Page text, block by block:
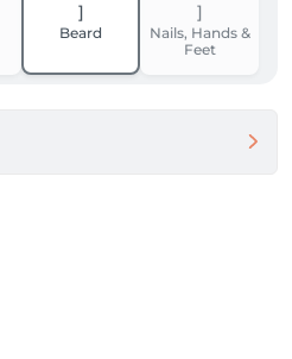
des produits de qualité pour
cheveux.
17h30
Beard
Nails, Hands &
Feet